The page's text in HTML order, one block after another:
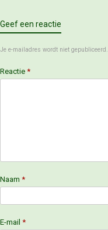
Geef een reactie
Je e-mailadres wordt niet gepubliceerd.
Reactie *
Naam *
E-mail *